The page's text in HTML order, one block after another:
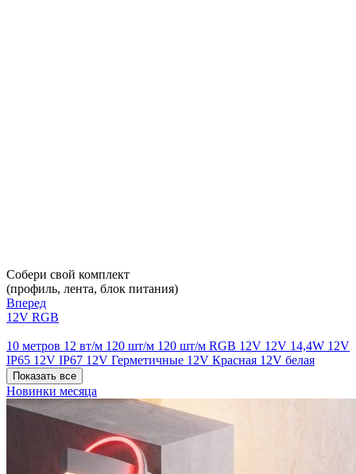
Собери свой комплект
(профиль, лента, блок питания)
Вперед
12V RGB
10 метров 12 вт/м 120 шт/м 120 шт/м RGB 12V 12V 14,4W 12V
IP65 12V IP67 12V Герметичные 12V Красная 12V белая
Показать все
Новинки месяца